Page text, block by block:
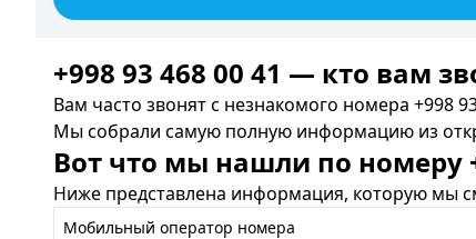
+998 93 468 00 41 — кто вам
Вам часто звонят с незнакомого номера +998
Мы собрали самую полную информацию из
Вот что мы нашли по номеру
Ниже представлена информация, которую мы
Мобильный оператор номера